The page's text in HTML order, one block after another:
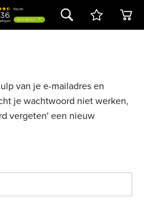
van je e-mailadres en
je wachtwoord niet werken,
vergeten' een nieuw